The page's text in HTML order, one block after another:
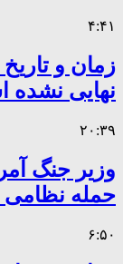
۴:۴۱
زمان و
نهایی
۲۰:۳۹
وزیر جنگ
حمله نظامی
۶:۵۰